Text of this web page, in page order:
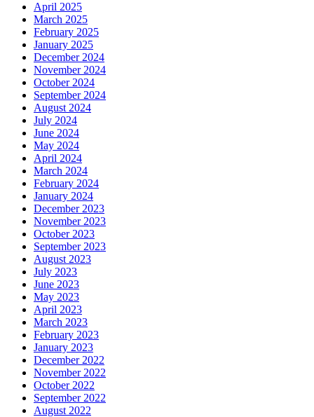
April 2025
March 2025
February 2025
January 2025
December 2024
November 2024
October 2024
September 2024
August 2024
July 2024
June 2024
May 2024
April 2024
March 2024
February 2024
January 2024
December 2023
November 2023
October 2023
September 2023
August 2023
July 2023
June 2023
May 2023
April 2023
March 2023
February 2023
January 2023
December 2022
November 2022
October 2022
September 2022
August 2022